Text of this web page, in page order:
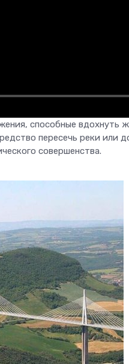
способные вдохнуть
пересечь реки или
совершенства.